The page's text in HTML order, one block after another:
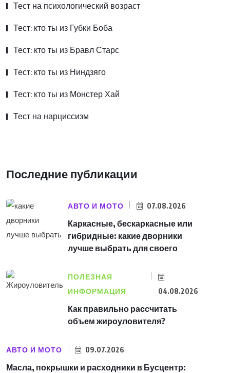
Тест на психологический возраст
Тест: кто ты из Губки Боба
Тест: кто ты из Бравл Старс
Тест: кто ты из Ниндзяго
Тест: кто ты из Монстер Хай
Тест на нарциссизм
Последние публикации
АВТО И МОТО 07.08.2026
Каркасные, бескаркасные или
гибридные: какие дворники
лучше выбрать для своего
ПОЛЕЗНАЯ
ИНФОРМАЦИЯ
04.08.2026
Как правильно рассчитать
объем жироуловителя?
АВТО И МОТО 09.07.2026
Масла, покрышки и расходники в Бусцентр: